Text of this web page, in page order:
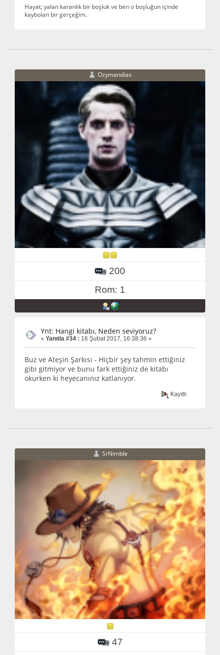
Hayat; yalan karanlık bir boşluk ve ben o boşluğun içinde
kaybolan bir gerçeğim.
Ozymandias
200
Rom: 1
Ynt: Hangi kitabı, Neden seviyoruz?
« Yanıtla #34 : 16 Şubat 2017, 16:38:36 »
Buz ve Ateşin Şarkısı - Hiçbir şey tahmin ettiğiniz
gibi gitmiyor ve bunu fark ettiğiniz de kitabı
okurken ki heyecanınız katlanıyor.
Kayıtlı
SrNimble
47